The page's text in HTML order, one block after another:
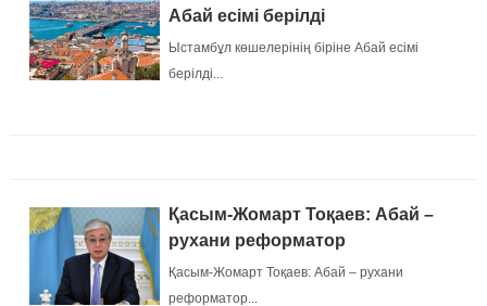
Абай есімі берілді
Ыстамбұл көшелерінің біріне Абай есімі
берілді...
Қасым-Жомарт Тоқаев: Абай –
рухани реформатор
Қасым-Жомарт Тоқаев: Абай – рухани
реформатор...